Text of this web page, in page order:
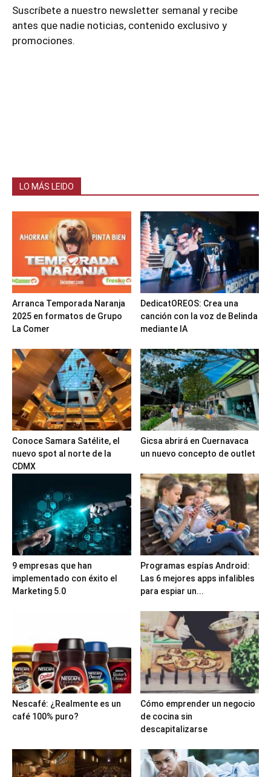
Suscríbete a nuestro newsletter semanal y recibe
antes que nadie noticias, contenido exclusivo y
promociones.
LO MÁS LEIDO
Arranca Temporada Naranja
2025 en formatos de Grupo
La Comer
DedicatOREOS: Crea una
canción con la voz de Belinda
mediante IA
Conoce Samara Satélite, el
nuevo spot al norte de la
CDMX
Gicsa abrirá en Cuernavaca
un nuevo concepto de outlet
9 empresas que han
implementado con éxito el
Marketing 5.0
Programas espías Android:
Las 6 mejores apps infalibles
para espiar un...
Nescafé: ¿Realmente es un
café 100% puro?
Cómo emprender un negocio
de cocina sin
descapitalizarse